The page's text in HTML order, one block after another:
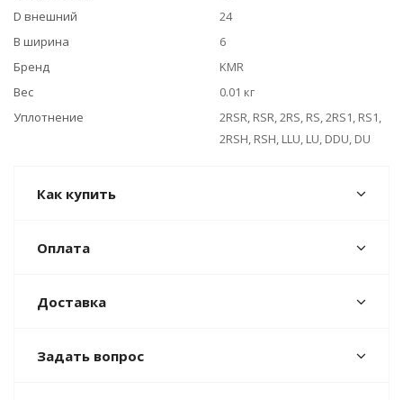
D внешний
24
B ширина
6
Бренд
KMR
Вес
0.01 кг
Уплотнение
2RSR, RSR, 2RS, RS, 2RS1, RS1,
2RSH, RSH, LLU, LU, DDU, DU
Как купить
Оплата
Доставка
Задать вопрос